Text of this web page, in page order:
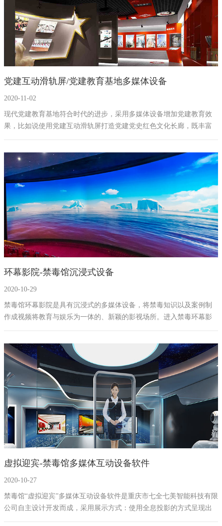
党建互动滑轨屏/党建教育基地多媒体设备
2020-11-02
现代党建教育基地符合时代的进步，采用多媒体设备增加党建教育效
果，比如说使用党建互动滑轨屏打造党建党史红色文化长廊，既丰富
党建知识内容，又提升了党建展厅的互动性，加深党建教育基地的教
环幕影院-禁毒馆沉浸式设备
2020-10-29
​禁毒馆环幕影院是具有沉浸式的多媒体设备，将禁毒知识以及案例制
作成视频将教育与娱乐为一体的、新颖的影视场所。进入禁毒环幕影
院，参观者将置身于一个超大环形屏幕数字屏幕中，禁毒环幕电影院
屏上加上仿真动感座椅设备，给观众视觉、听觉、触觉全方位的信息
触达，以此增加环幕影院的沉浸式体验，以此来加深对于毒品危害的
认知和在生活中禁毒、拒毒的思想。
虚拟迎宾-禁毒馆多媒体互动设备软件
2020-10-27
禁毒馆“虚拟迎宾”多媒体互动设备软件是重庆市七全七美智能科技有限
公司自主设计开发而成，采用展示方式：使用全息投影的方式呈现出
逼真的人物形象，结合人机互动红外感应和AI机器人智能解说语言，